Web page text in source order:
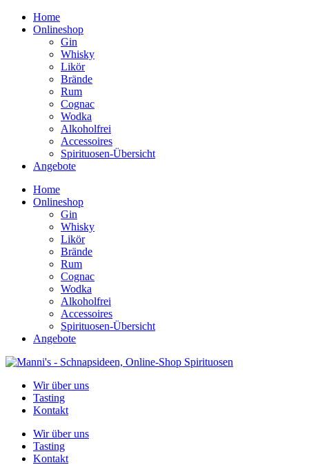
Home
Onlineshop
Gin
Whisky
Likör
Brände
Rum
Cognac
Wodka
Alkoholfrei
Accessoires
Spirituosen-Übersicht
Angebote
Home
Onlineshop
Gin
Whisky
Likör
Brände
Rum
Cognac
Wodka
Alkoholfrei
Accessoires
Spirituosen-Übersicht
Angebote
Wir über uns
Tasting
Kontakt
Wir über uns
Tasting
Kontakt